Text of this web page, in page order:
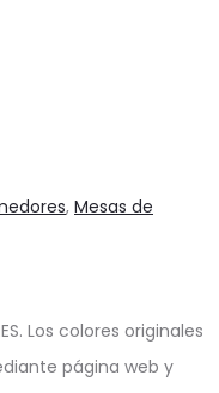
, Mesas de
Los colores originales
página web y